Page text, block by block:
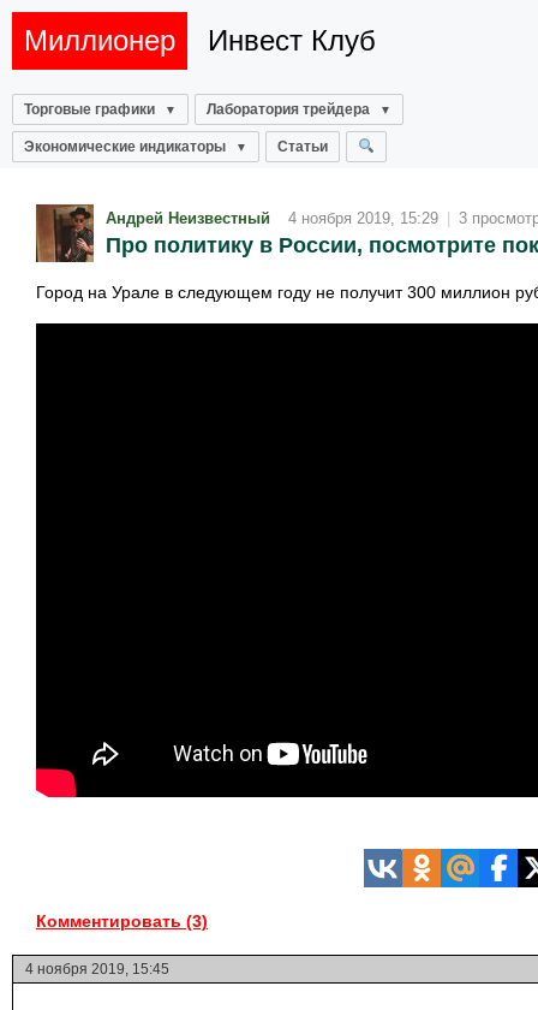
Миллионер Инвест Клуб
Торговые графики Лаборатория трейдера
Экономические индикаторы Статьи
Андрей Неизвестный 4 ноября 2019, 15:29 | 3
Про политику в России, посмотрите
Город на Урале в следующем году не получит 300 миллион
Комментировать (3)
4 ноября 2019, 15:45